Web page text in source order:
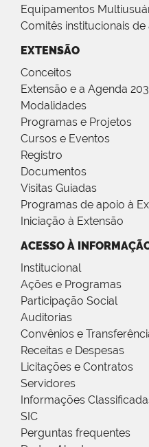
Equipamentos
Comitês institucionais
EXTENSÃO
Conceitos
Extensão e a Agenda
Modalidades
Programas e Projetos
Cursos e Eventos
Registro
Documentos
Visitas Guiadas
Programas de apoio à
Iniciação à Extensão
ACESSO À
Institucional
Ações e Programas
Participação Social
Auditorias
Convênios e
Receitas e Despesas
Licitações e Contratos
Servidores
Informações
SIC
Perguntas frequentes